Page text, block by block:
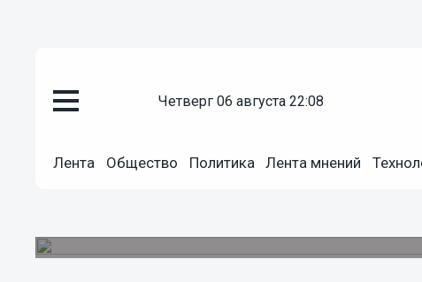
четверг 06 августа 22:08
Лента Общество Политика Лента мнений
08.06.201714:06